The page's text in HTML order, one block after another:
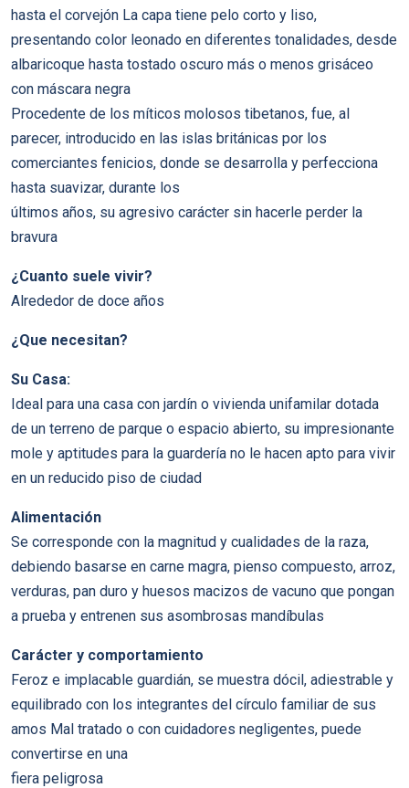
hasta el corvejón La capa tiene pelo corto y liso,
presentando color leonado en diferentes tonalidades, desde
albaricoque hasta tostado oscuro más o menos grisáceo
con máscara negra
Procedente de los míticos molosos tibetanos, fue, al
parecer, introducido en las islas británicas por los
comerciantes fenicios, donde se desarrolla y perfecciona
hasta suavizar, durante los
últimos años, su agresivo carácter sin hacerle perder la
bravura
¿Cuanto suele vivir?
Alrededor de doce años
¿Que necesitan?
Su Casa:
Ideal para una casa con jardín o vivienda unifamilar dotada
de un terreno de parque o espacio abierto, su impresionante
mole y aptitudes para la guardería no le hacen apto para vivir
en un reducido piso de ciudad
Alimentación
Se corresponde con la magnitud y cualidades de la raza,
debiendo basarse en carne magra, pienso compuesto, arroz,
verduras, pan duro y huesos macizos de vacuno que pongan
a prueba y entrenen sus asombrosas mandíbulas
Carácter y comportamiento
Feroz e implacable guardián, se muestra dócil, adiestrable y
equilibrado con los integrantes del círculo familiar de sus
amos Mal tratado o con cuidadores negligentes, puede
convertirse en una
fiera peligrosa